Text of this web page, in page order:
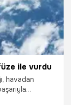
ile vurdu
havadan